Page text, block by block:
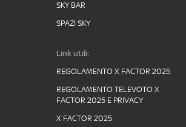
SKY BAR
SPAZI SKY
Link utili:
REGOLAMENTO X FACTOR 2025
REGOLAMENTO TELEVOTO X
FACTOR 2025 E PRIVACY
X FACTOR 2025